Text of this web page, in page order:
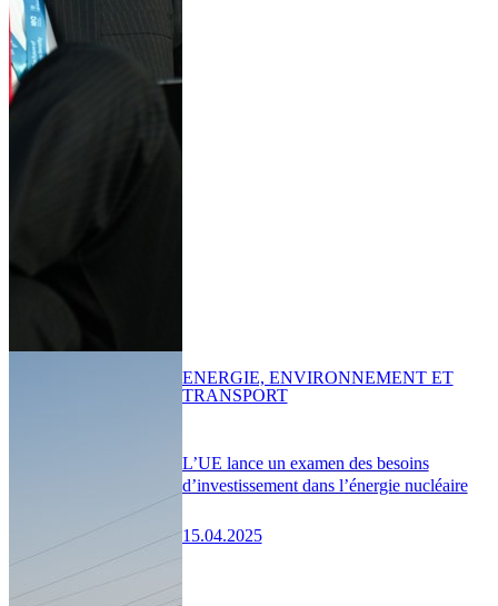
L’UE lance un examen des besoins
d’investissement dans l’énergie nucléaire
15.04.2025
ENERGIE, ENVIRONNEMENT ET
TRANSPORT